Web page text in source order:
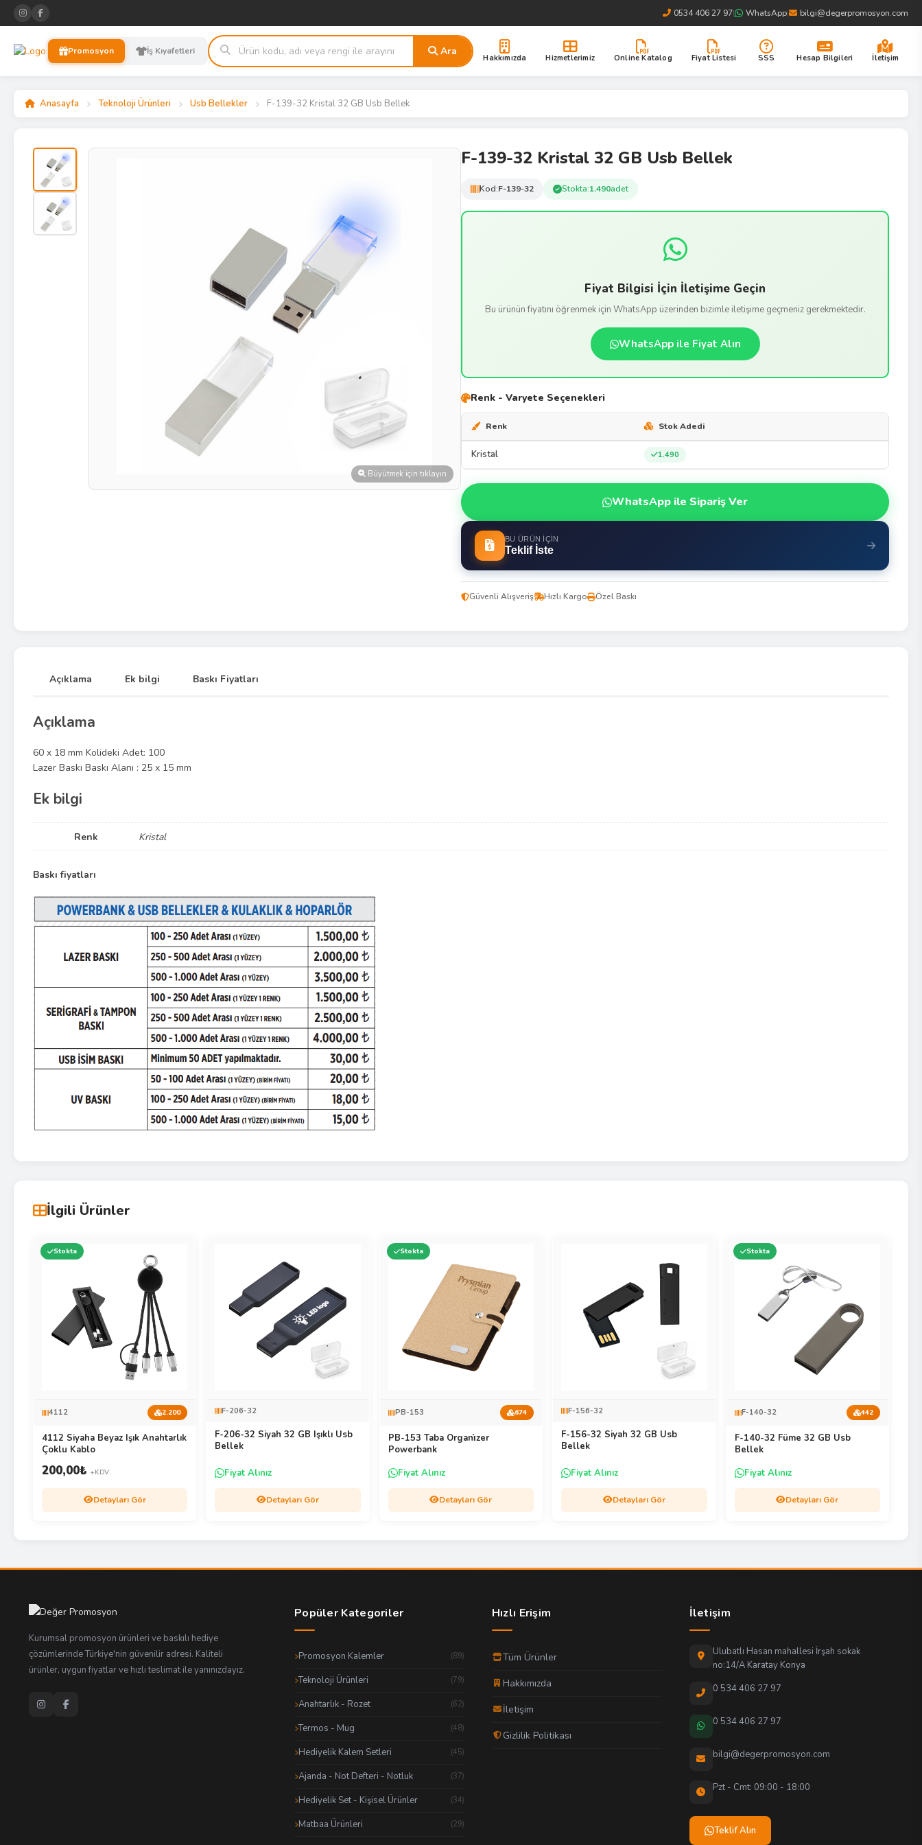
0534 406 27 97| WhatsApp| bilgi@degerpromosyon.com
Promosyon İş Kıyafetleri Ara
Hakkımızda Hizmetlerimiz Online Katalog Fiyat Listesi SSS Hesap Bilgileri İletişim
Anasayfa Teknoloji Ürünleri Usb Bellekler F-139-32 Kristal 32 GB Usb Bellek
Büyütmek için tıklayın
F-139-32 Kristal 32 GB Usb Bellek
Kod:F-139-32 Stokta:1.490adet
Fiyat Bilgisi İçin İletişime Geçin
Bu ürünün fiyatını öğrenmek için WhatsApp üzerinden bizimle iletişime geçmeniz gerekmektedir.
WhatsApp ile Fiyat Alın
Renk - Varyete Seçenekleri
Renk Stok Adedi
Kristal 1.490
WhatsApp ile Sipariş Ver
BU ÜRÜN İÇIN
Teklif İste
Güvenli Alışveriş Hızlı Kargo Özel Baskı
Açıklama Ek bilgi Baskı Fiyatları
Açıklama
60 x 18 mm Kolideki Adet: 100
Lazer Baskı Baskı Alanı : 25 x 15 mm
Ek bilgi
Renk Kristal
Baskı fiyatları
İlgili Ürünler
Stokta
4112 2.200
4112 Siyaha Beyaz Işık Anahtarlık
Çoklu Kablo
200,00₺ +KDV
Detayları Gör
F-206-32
F-206-32 Siyah 32 GB Işıklı Usb
Bellek
Fiyat Alınız
Detayları Gör
Stokta
PB-153 674
PB-153 Taba Organi̇zer
Powerbank
Fiyat Alınız
Detayları Gör
F-156-32
F-156-32 Siyah 32 GB Usb
Bellek
Fiyat Alınız
Detayları Gör
Stokta
F-140-32 442
F-140-32 Füme 32 GB Usb
Bellek
Fiyat Alınız
Detayları Gör
Kurumsal promosyon ürünleri ve baskılı hediye
çözümlerinde Türkiye'nin güvenilir adresi. Kaliteli
ürünler, uygun fiyatlar ve hızlı teslimat ile yanınızdayız.
Popüler Kategoriler
Promosyon Kalemler (89)
Teknoloji Ürünleri (79)
Anahtarlık - Rozet (62)
Termos - Mug (48)
Hediyelik Kalem Setleri (45)
Ajanda - Not Defteri - Notluk (37)
Hediyelik Set - Kişisel Ürünler (34)
Matbaa Ürünleri (29)
Hızlı Erişim
Tüm Ürünler
Hakkımızda
İletişim
Gizlilik Politikası
İletişim
Ulubatlı Hasan mahallesi İrşah sokak
no:14/A Karatay Konya
0 534 406 27 97
0 534 406 27 97
bilgi@degerpromosyon.com
Pzt - Cmt: 09:00 - 18:00
Teklif Alın